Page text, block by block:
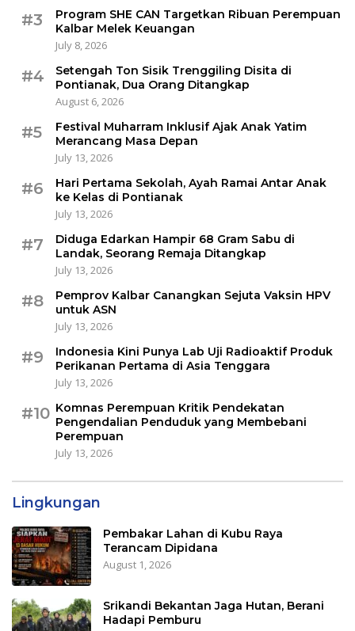
#3
Program SHE CAN Targetkan Ribuan Perempuan
Kalbar Melek Keuangan
July 8, 2026
#4
Setengah Ton Sisik Trenggiling Disita di
Pontianak, Dua Orang Ditangkap
August 6, 2026
#5
Festival Muharram Inklusif Ajak Anak Yatim
Merancang Masa Depan
July 13, 2026
#6
Hari Pertama Sekolah, Ayah Ramai Antar Anak
ke Kelas di Pontianak
July 13, 2026
#7
Diduga Edarkan Hampir 68 Gram Sabu di
Landak, Seorang Remaja Ditangkap
July 13, 2026
#8
Pemprov Kalbar Canangkan Sejuta Vaksin HPV
untuk ASN
July 13, 2026
#9
Indonesia Kini Punya Lab Uji Radioaktif Produk
Perikanan Pertama di Asia Tenggara
July 13, 2026
#10 Komnas Perempuan Kritik Pendekatan
Pengendalian Penduduk yang Membebani
Perempuan
July 13, 2026
Lingkungan
Pembakar Lahan di Kubu Raya
Terancam Dipidana
August 1, 2026
Srikandi Bekantan Jaga Hutan, Berani
Hadapi Pemburu